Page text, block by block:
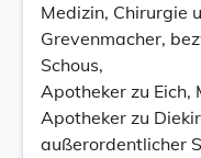
Medizin, Chirurgie
Grevenmacher,
Schous,
Apotheker zu Eich,
Apotheker zu
außerordentlicher